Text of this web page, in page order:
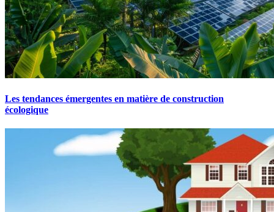
Les tendances émergentes en matière de construction
écologique